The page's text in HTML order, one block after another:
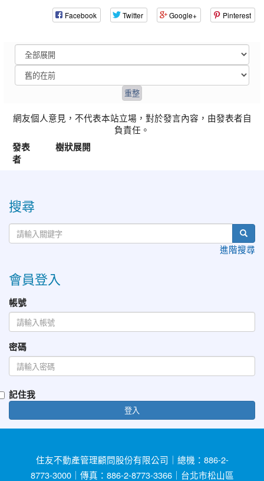
Facebook Twitter Google+ Pinterest
網友個人意見，不代表本站立場，對於發言內容，由發表者自
負責任。
發表
者
樹狀展開
搜尋
進階搜尋
會員登入
帳號
密碼
記住我
登入
住友不動產管理顧問股份有限公司｜總機：886-2-
8773-3000｜傳真：886-2-8773-3366｜台北市松山區